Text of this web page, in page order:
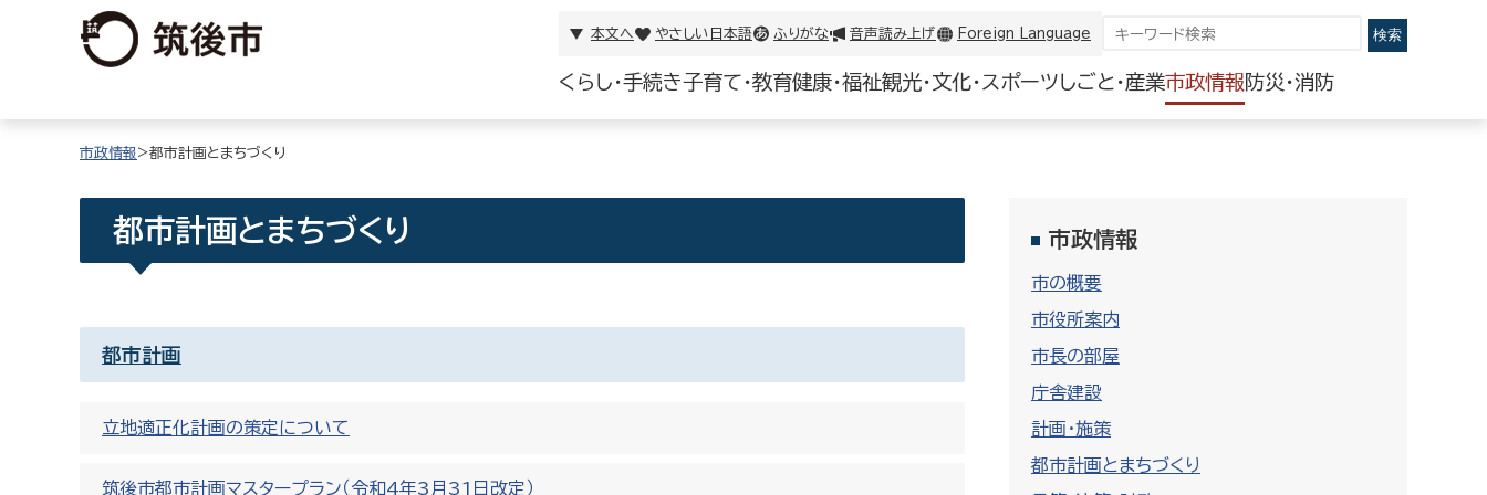
本文へ やさしい日本語 ふりがな 音声読み上げ Foreign Language
くらし・手続き子育て・教育健康・福祉観光・文化・スポーツしごと・産業市政情報 防災・消防
市政情報>都市計画とまちづくり
市政情報
市の概要
市役所案内
市長の部屋
庁舎建設
計画・施策
都市計画とまちづくり
都市計画とまちづくり
都市計画
立地適正化計画の策定について
筑後市都市計画マスタープラン（令和4年3月31日改定）